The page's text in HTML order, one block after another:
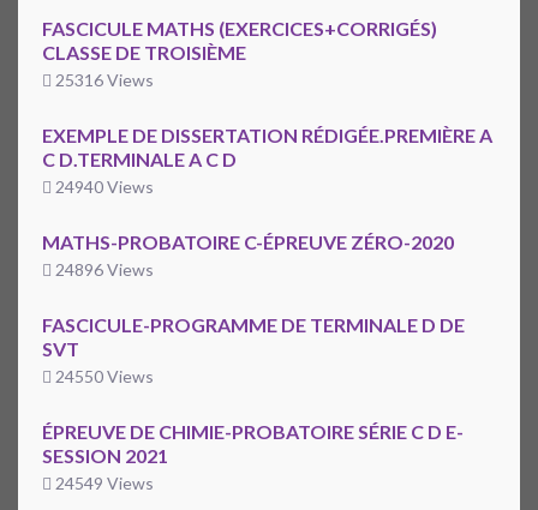
FASCICULE MATHS (EXERCICES+CORRIGÉS)
CLASSE DE TROISIÈME
25316 Views
EXEMPLE DE DISSERTATION RÉDIGÉE.PREMIÈRE A
C D.TERMINALE A C D
24940 Views
MATHS-PROBATOIRE C-ÉPREUVE ZÉRO-2020
24896 Views
FASCICULE-PROGRAMME DE TERMINALE D DE
SVT
24550 Views
ÉPREUVE DE CHIMIE-PROBATOIRE SÉRIE C D E-
SESSION 2021
24549 Views